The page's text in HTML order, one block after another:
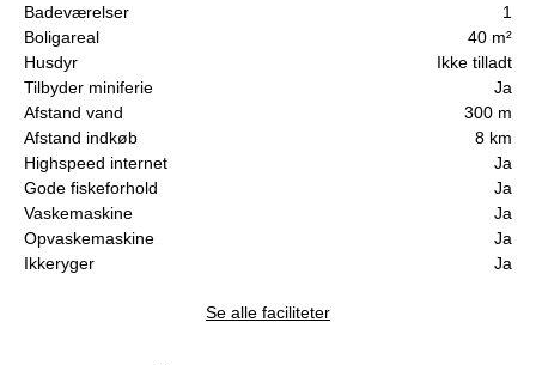
Badeværelser
1
Boligareal
40 m²
Husdyr
Ikke tilladt
Tilbyder miniferie
Ja
Afstand vand
300 m
Afstand indkøb
8 km
Highspeed internet
Ja
Gode fiskeforhold
Ja
Vaskemaskine
Ja
Opvaskemaskine
Ja
Ikkeryger
Ja
Se alle faciliteter